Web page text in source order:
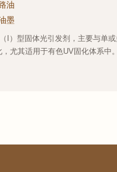
油
墨
I）型固体光引发剂，主要与单
尤其适用于有色UV固化体系中。